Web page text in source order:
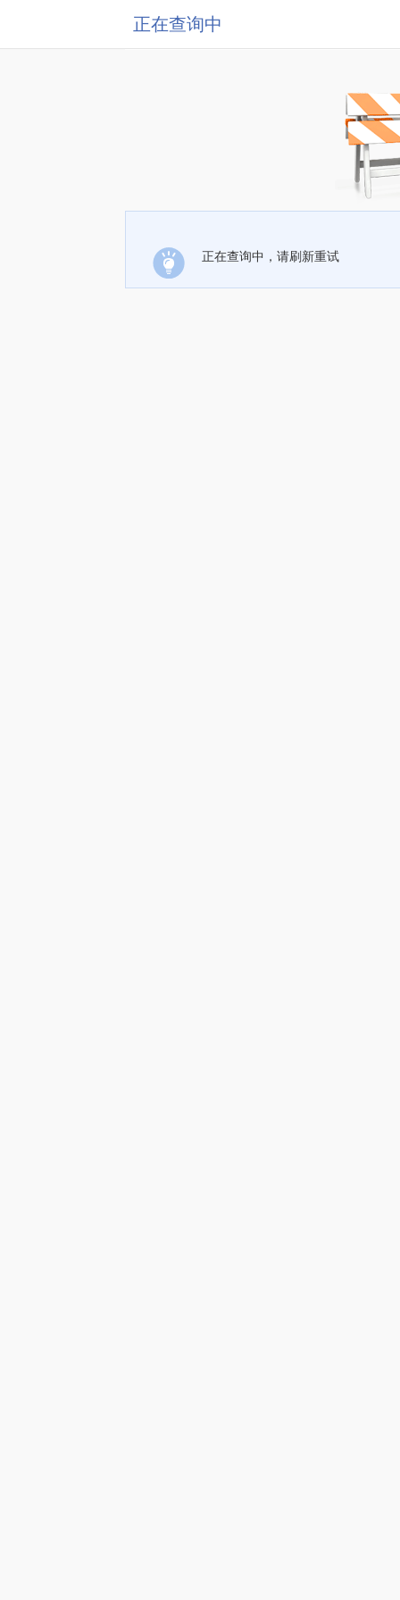
正在查询中
正在查询中，请刷新重试